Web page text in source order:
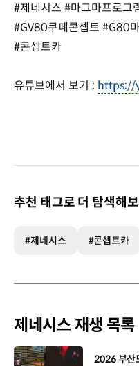
#제네시스 #마그마프로그
#GV80쿠페콘셉트 #G80
#콘셉트카
유튜브에서 보기 : https://
추천 태그로 더 탐색해
#제네시스 #콘셉트카
제네시스 재생 목록
[동영상]